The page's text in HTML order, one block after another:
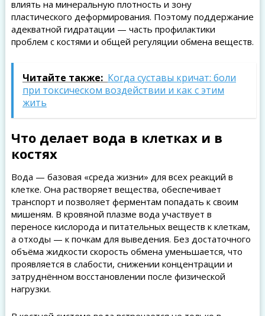
влиять на минеральную плотность и зону
пластического деформирования. Поэтому поддержание
адекватной гидратации — часть профилактики
проблем с костями и общей регуляции обмена веществ.
Читайте также: Когда суставы кричат: боли
при токсическом воздействии и как с этим
жить
Что делает вода в клетках и в
костях
Вода — базовая «среда жизни» для всех реакций в
клетке. Она растворяет вещества, обеспечивает
транспорт и позволяет ферментам попадать к своим
мишеням. В кровяной плазме вода участвует в
переносе кислорода и питательных веществ к клеткам,
а отходы — к почкам для выведения. Без достаточного
объёма жидкости скорость обмена уменьшается, что
проявляется в слабости, снижении концентрации и
затруднённом восстановлении после физической
нагрузки.